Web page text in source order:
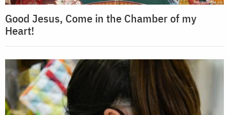
Good Jesus, Come in the Chamber of my
Heart!